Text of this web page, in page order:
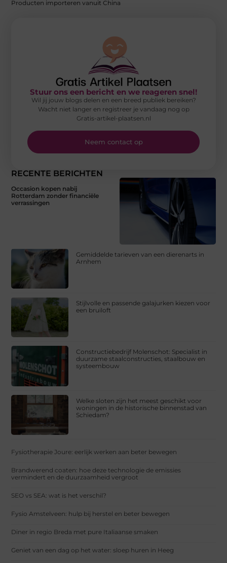
Producten importeren vanuit China
RECENTE BERICHTEN
Occasion kopen nabij
Rotterdam zonder financiële
verrassingen
Gemiddelde tarieven van een dierenarts in
Arnhem
Stijlvolle en passende galajurken kiezen voor
een bruiloft
Constructiebedrijf Molenschot: Specialist in
duurzame staalconstructies, staalbouw en
systeembouw
Welke sloten zijn het meest geschikt voor
woningen in de historische binnenstad van
Schiedam?
Fysiotherapie Joure: eerlijk werken aan beter bewegen
Brandwerend coaten: hoe deze technologie de emissies
vermindert en de duurzaamheid vergroot
SEO vs SEA: wat is het verschil?
Fysio Amstelveen: hulp bij herstel en beter bewegen
Diner in regio Breda met pure Italiaanse smaken
Geniet van een dag op het water: sloep huren in Heeg
Stuur ons een bericht en we reageren snel!
Wil jij jouw blogs delen en een breed publiek bereiken?
Wacht niet langer en registreer je vandaag nog op
Gratis-artikel-plaatsen.nl
Neem contact op